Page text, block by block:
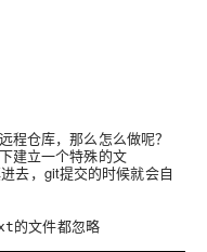
程仓库，那么怎么做呢？
建立一个特殊的文
去，git提交的时候就会自
的文件都忽略